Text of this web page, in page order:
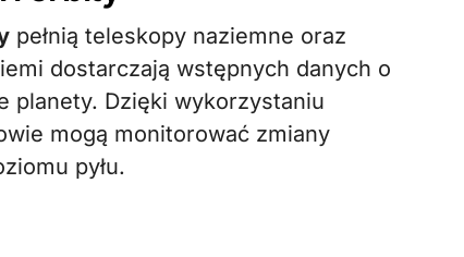
pełnią teleskopy naziemne oraz
dostarczają wstępnych danych o
planety. Dzięki wykorzystaniu
mogą monitorować zmiany
pyłu.